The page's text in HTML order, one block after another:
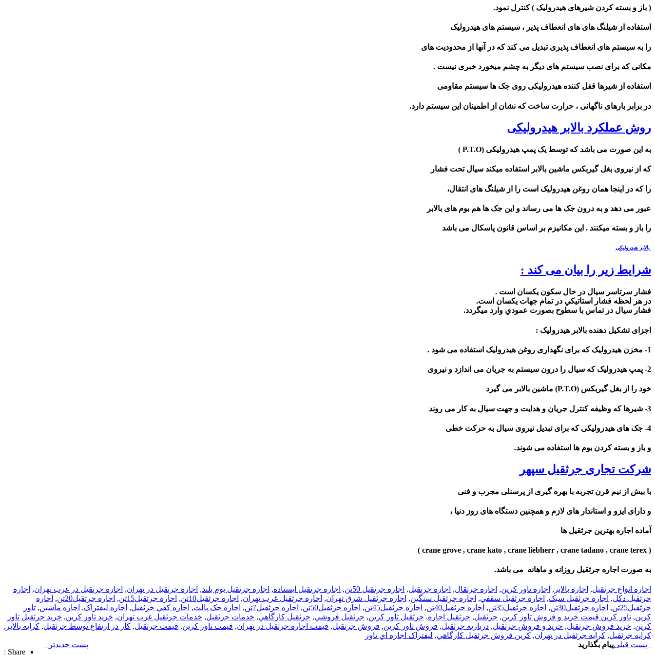
( باز و بسته کردن شیرهای هیدرولیک ) کنترل نمود.
استفاده از شیلنگ های های انعطاف پذیر ، سیستم های هیدرولیک
را به سیستم های انعطاف پذیری تبدیل می کند که در آنها از محدودیت های
مکانی که برای نصب سیستم های دیگر به چشم میخورد خبری نیست .
استفاده از شیرها قفل کننده هیدرولیکی روی جک ها سیستم مقاومی
در برابر بارهای ناگهانی ، حرارت ساخت که نشان از اطمینان این سیستم دارد.
روش عملکرد بالابر هیدرولیکی
به این صورت می باشد که توسط یک پمپ هیدرولیکی (P.T.O )
که از نیروی بغل گیربکس ماشین بالابر استفاده میکند سیال تحت فشار
را که در اینجا همان روغن هیدرولیک است را از شیلنگ های انتقال،
عبور می دهد و به درون جک ها می رساند و این جک ها هم بوم های بالابر
را باز و بسته میکنند . این مکانیزم بر اساس قانون پاسکال می باشد
بالابر هیدرولیکی
شرایط زیر را بیان می کند :
فشار سرتاسر سيال در حال سکون يکسان است .
در هر لحظه فشار استاتيکي در تمام جهات يکسان است.
فشار سيال در تماس با سطوح بصورت عمودي وارد ميگردد.
اجزای تشکیل دهنده بالابر هیدرولیک :
1- مخزن هیدرولیک که برای نگهداری روغن هیدرولیک استفاده می شود .
2- پمپ هیدرولیک که سیال را درون سیستم به جریان می اندازد و نیروی
خود را از بغل گیربکس (P.T.O) ماشین بالابر می گیرد
3- شیرها که وظیفه کنترل جریان و هدایت و جهت سیال به کار می روند
4- جک های هیدرولیکی که برای تبدیل نیروی سیال به حرکت خطی
و باز و بسته کردن بوم ها استفاده می شوند.
شرکت تجاری جرثقیل سپهر
با بیش از نیم قرن تجربه با بهره گیری از پرسنلی مجرب و فنی
و دارای ایزو و استاندار های لازم و همچنین دستگاه های روز دنیا ،
آماده اجاره بهترین جرثقیل ها
( crane grove , crane kato , crane liebherr , crane tadano , crane terex )
به صورت اجاره جرثقیل روزانه و ماهانه می باشد.
اجاره انواع جرثقيل, اجاره بالابر , اجاره تاور کرين, اجاره جرثقال, اجاره جرثقيل, اجاره جرثقيل 50تن , اجاره جرثقيل ايستاده, اجاره جرثقيل بوم بلند, اجاره جرثقيل در تهران, اجاره جرثقيل در غرب تهران, اجاره
جرثقيل دکل, اجاره جرثقيل سبک, اجاره جرثقيل سقفي, اجاره جرثقيل سنگين, اجاره جرثقيل شرق تهران, اجاره جرثقيل غرب تهران, اجاره جرثقيل10تن , اجاره جرثقيل15تن , اجاره جرثقيل20تن , اجاره
جرثقيل25تن
, اجاره جرثقيل30تن , اجاره جرثقيل35تن , اجاره جرثقيل40تن , اجاره جرثقيل45تن , اجاره جرثقيل50تن , اجاره جرثقيل7تن , اجاره جک پالت, اجاره کفي جرثقيل, اجاره ليفتراک, اجاره ماشين, تاور
کرين, تاور کرين قيمت خريد و فروش تاور کرين, جرثقيل, جرثقيل اجاره, جرثقيل تاور کرين, جرثقيل فروشي, جرثقيل کارگاهي, خدمات جرثقيل, خدمات جرثقيل غرب تهران, خريد تاور کرين, خريد جرثقيل تاور
كرين, خريد فروش جرثقيل, خريد و فروش جرثقيل, درباريه جرثقيل, فروش تاور کرين, فروش جرثقيل, قيمت اجاره جرثقيل در تهران, قيمت تاور کرين, قيمت جرثقيل, کار در ارتفاع توسط جرثقيل, کرايه بالابر ,
کرايه جرثقيل, کرايه جرثقيل در تهران, کرين فروش جرثقيل کارگاهي, ليفتراک اجاره اي تاور
Share :
پست قبلی پست جدیدتر پیام بگذارید